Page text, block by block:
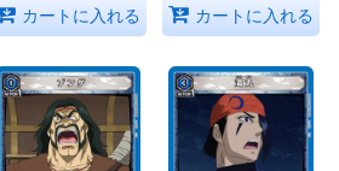
カートに入れる カートに入れる